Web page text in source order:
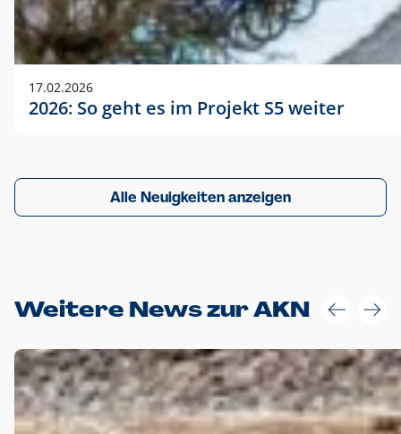
17.02.2026
2026: So geht es im Projekt S5 weiter
Alle Neuigkeiten anzeigen
Weitere News zur AKN